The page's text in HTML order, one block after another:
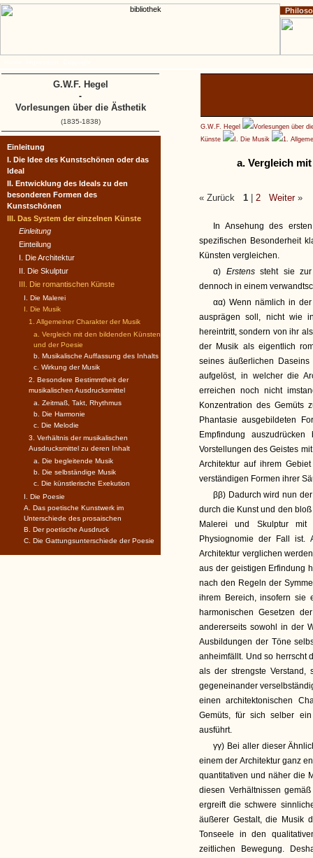
G.W.F. Hegel
Vorlesungen über
Künste
I. Die Musik 1.
a. Vergleich
« Zurück 1 2 Weiter»
In Ansehung des
spezifischen Besonderheit
Künsten vergleichen.
α) Erstens steht sie
dennoch in einem
αα) Wenn nämlich in
ausprägen soll, nicht wie
hereintritt, sondern von ihr
der Musik als eigentlich
seines äußerlichen
aufgelöst, in welcher die
erreichen noch nicht
Konzentration des Gemüts
Phantasie ausgebildeten
Empfindung
Vorstellungen des Geistes
Architektur auf ihrem
verständigen Formen ihrer
ββ) Dadurch wird nun
durch die Kunst und den
Malerei und Skulptur mit
Physiognomie der Fall
Architektur verglichen
aus der geistigen Erfindung
nach den Regeln der
ihrem Bereich, insofern sie
harmonischen Gesetzen
andererseits sowohl in der
Ausbildungen der Töne
anheimfällt. Und so herrscht
als der strengste
gegeneinander
einen architektonischen
Gemüts, für sich selber ein
ausführt.
γγ) Bei aller dieser
einem der Architektur ganz
quantitativen und näher die
diesen Verhältnissen
ergreift die schwere
äußerer Gestalt, die Musik
Tonseele in den
zeitlichen Bewegung.
Einleitung
I. Die Idee des Kunstschönen oder das
Ideal
II. Entwicklung des Ideals zu den
besonderen Formen des
Kunstschönen
III. Das System der einzelnen Künste
Einleitung
Einteilung
I. Die Architektur
II. Die Skulptur
III. Die romantischen Künste
I. Die Malerei
I. Die Musik
1. Allgemeiner Charakter der Musik
a. Vergleich mit den bildenden Künsten
und der Poesie
b. Musikalische Auffassung des Inhalts
c. Wirkung der Musik
2. Besondere Bestimmtheit der
musikalischen Ausdrucksmittel
a. Zeitmaß, Takt, Rhythmus
b. Die Harmonie
c. Die Melodie
3. Verhältnis der musikalischen
Ausdrucksmittel zu deren Inhalt
a. Die begleitende Musik
b. Die selbständige Musik
c. Die künstlerische Exekution
I. Die Poesie
A. Das poetische Kunstwerk im
Unterschiede des prosaischen
B. Der poetische Ausdruck
C. Die Gattungsunterschiede der Poesie
G.W.F. Hegel
-
Vorlesungen über die Ästhetik
(1835-1838)